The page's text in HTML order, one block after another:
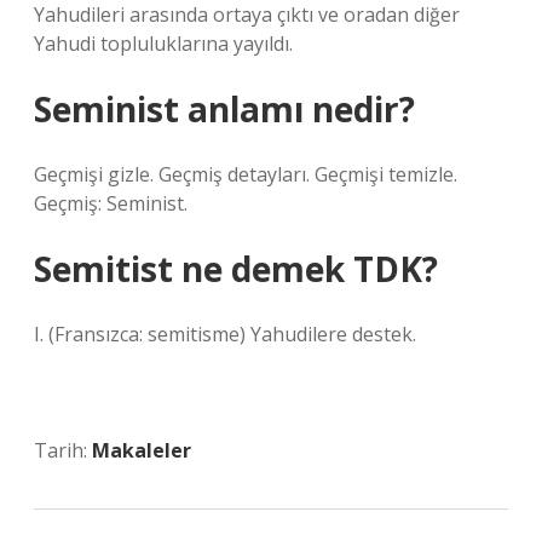
Yahudileri arasında ortaya çıktı ve oradan diğer
Yahudi topluluklarına yayıldı.
Seminist anlamı nedir?
Geçmişi gizle. Geçmiş detayları. Geçmişi temizle.
Geçmiş: Seminist.
Semitist ne demek TDK?
I. (Fransızca: semitisme) Yahudilere destek.
Tarih: Makaleler